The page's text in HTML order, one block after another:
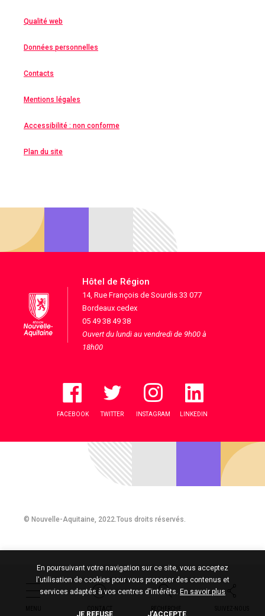
Qualité web
Données personnelles
Contacts
Mentions légales
Accessibilité : non conforme
Plan du site
Hôtel de Région
14, Rue François de Sourdis 33 077
Bordeaux cedex
05 49 38 49 38
Ouvert du lundi au vendredi de 9h00 à
18h00
FACEBOOK TWITTER INSTAGRAM LINKEDIN
© Nouvelle-Aquitaine, 2022.Tous droits réservés.
En poursuivant votre navigation sur ce site, vous acceptez
l'utilisation de cookies pour vous proposer des contenus et
services adaptés à vos centres d'intérêts. En savoir plus
JE REFUSE J’ACCEPTE